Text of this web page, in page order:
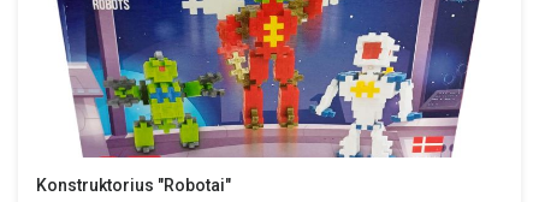
Konstruktorius "Robotai"